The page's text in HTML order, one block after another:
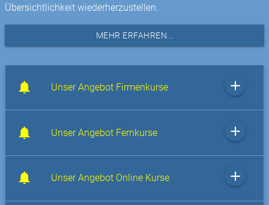
Übersichtlichkeit wiederherzustellen.
MEHR ERFAHREN...
Unser Angebot Firmenkurse add
Unser Angebot Fernkurse add
Unser Angebot Online Kurse add